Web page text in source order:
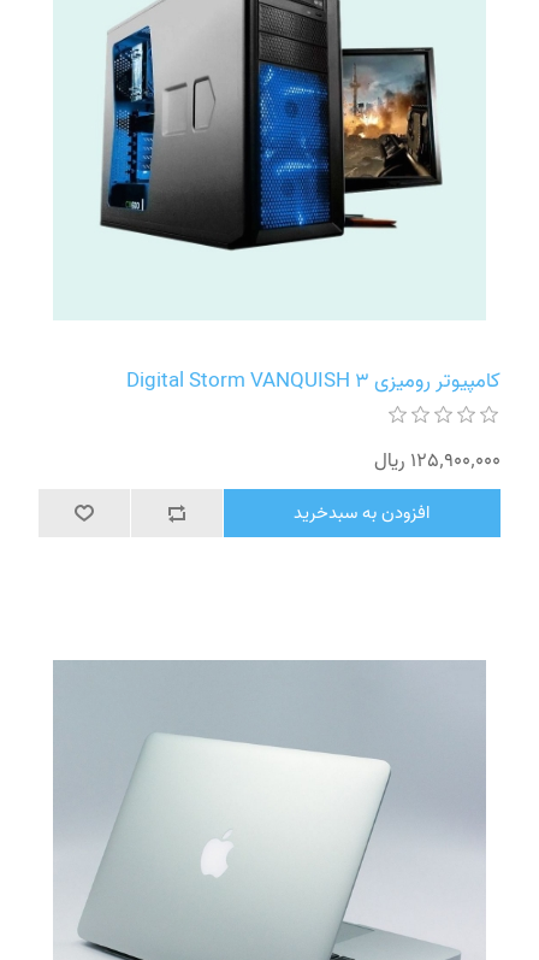
کامپیوتر رومیزی Digital Storm VANQUISH 3
125٬900٬000 ریال
افزودن به سبدخرید